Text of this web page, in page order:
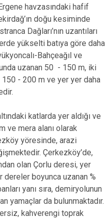
havzasındaki hafif
doğu kesiminde
Dağları’nın uzantıları
yükselti batıya göre daha
Bahçeağıl ve
uzanan 50 - 150 m, iki
150 - 200 m ve yer yer daha
katlarda yer aldığı ve
ve mera alanı olarak
yöresinde, arazi
Çerkezköy’de,
olan Çorlu deresi, yer
dereler boyunca uzanan %
yanı sıra, demiryolunun
yamaçlar da bulunmaktadır.
kahverengi toprak